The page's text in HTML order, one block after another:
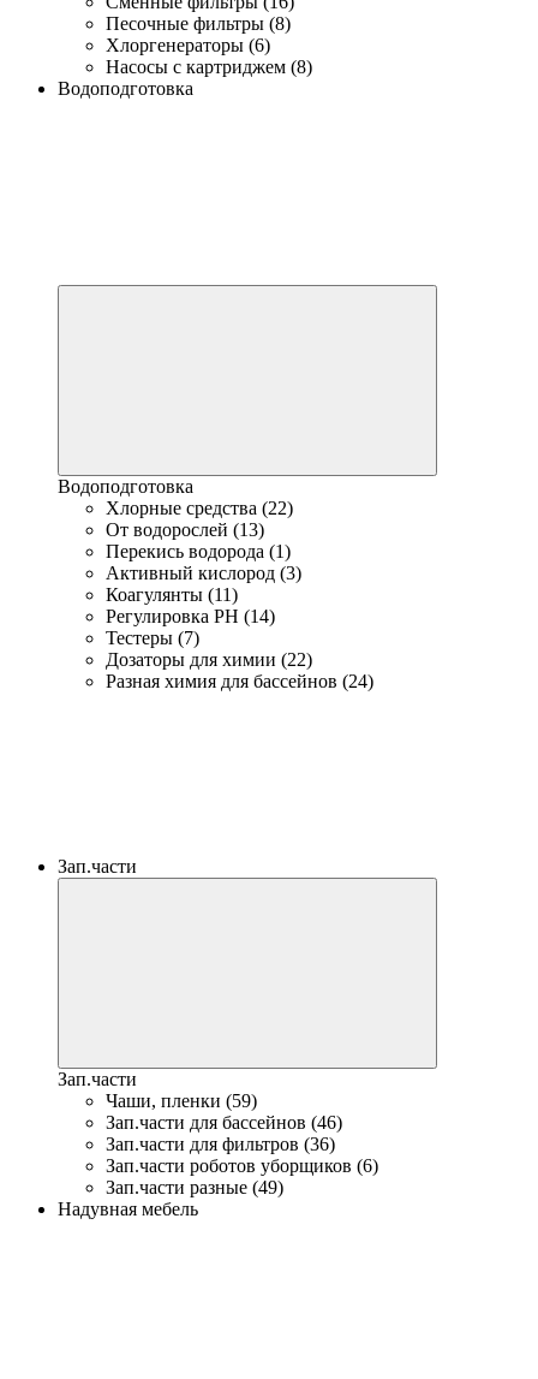
Песочные фильтры (8)
Хлоргенераторы (6)
Насосы с картриджем (8)
Водоподготовка
Водоподготовка
Хлорные средства (22)
От водорослей (13)
Перекись водорода (1)
Активный кислород (3)
Коагулянты (11)
Регулировка PH (14)
Тестеры (7)
Дозаторы для химии (22)
Разная химия для бассейнов (24)
Зап.части
Зап.части
Чаши, пленки (59)
Зап.части для бассейнов (46)
Зап.части для фильтров (36)
Зап.части роботов уборщиков (6)
Зап.части разные (49)
Надувная мебель